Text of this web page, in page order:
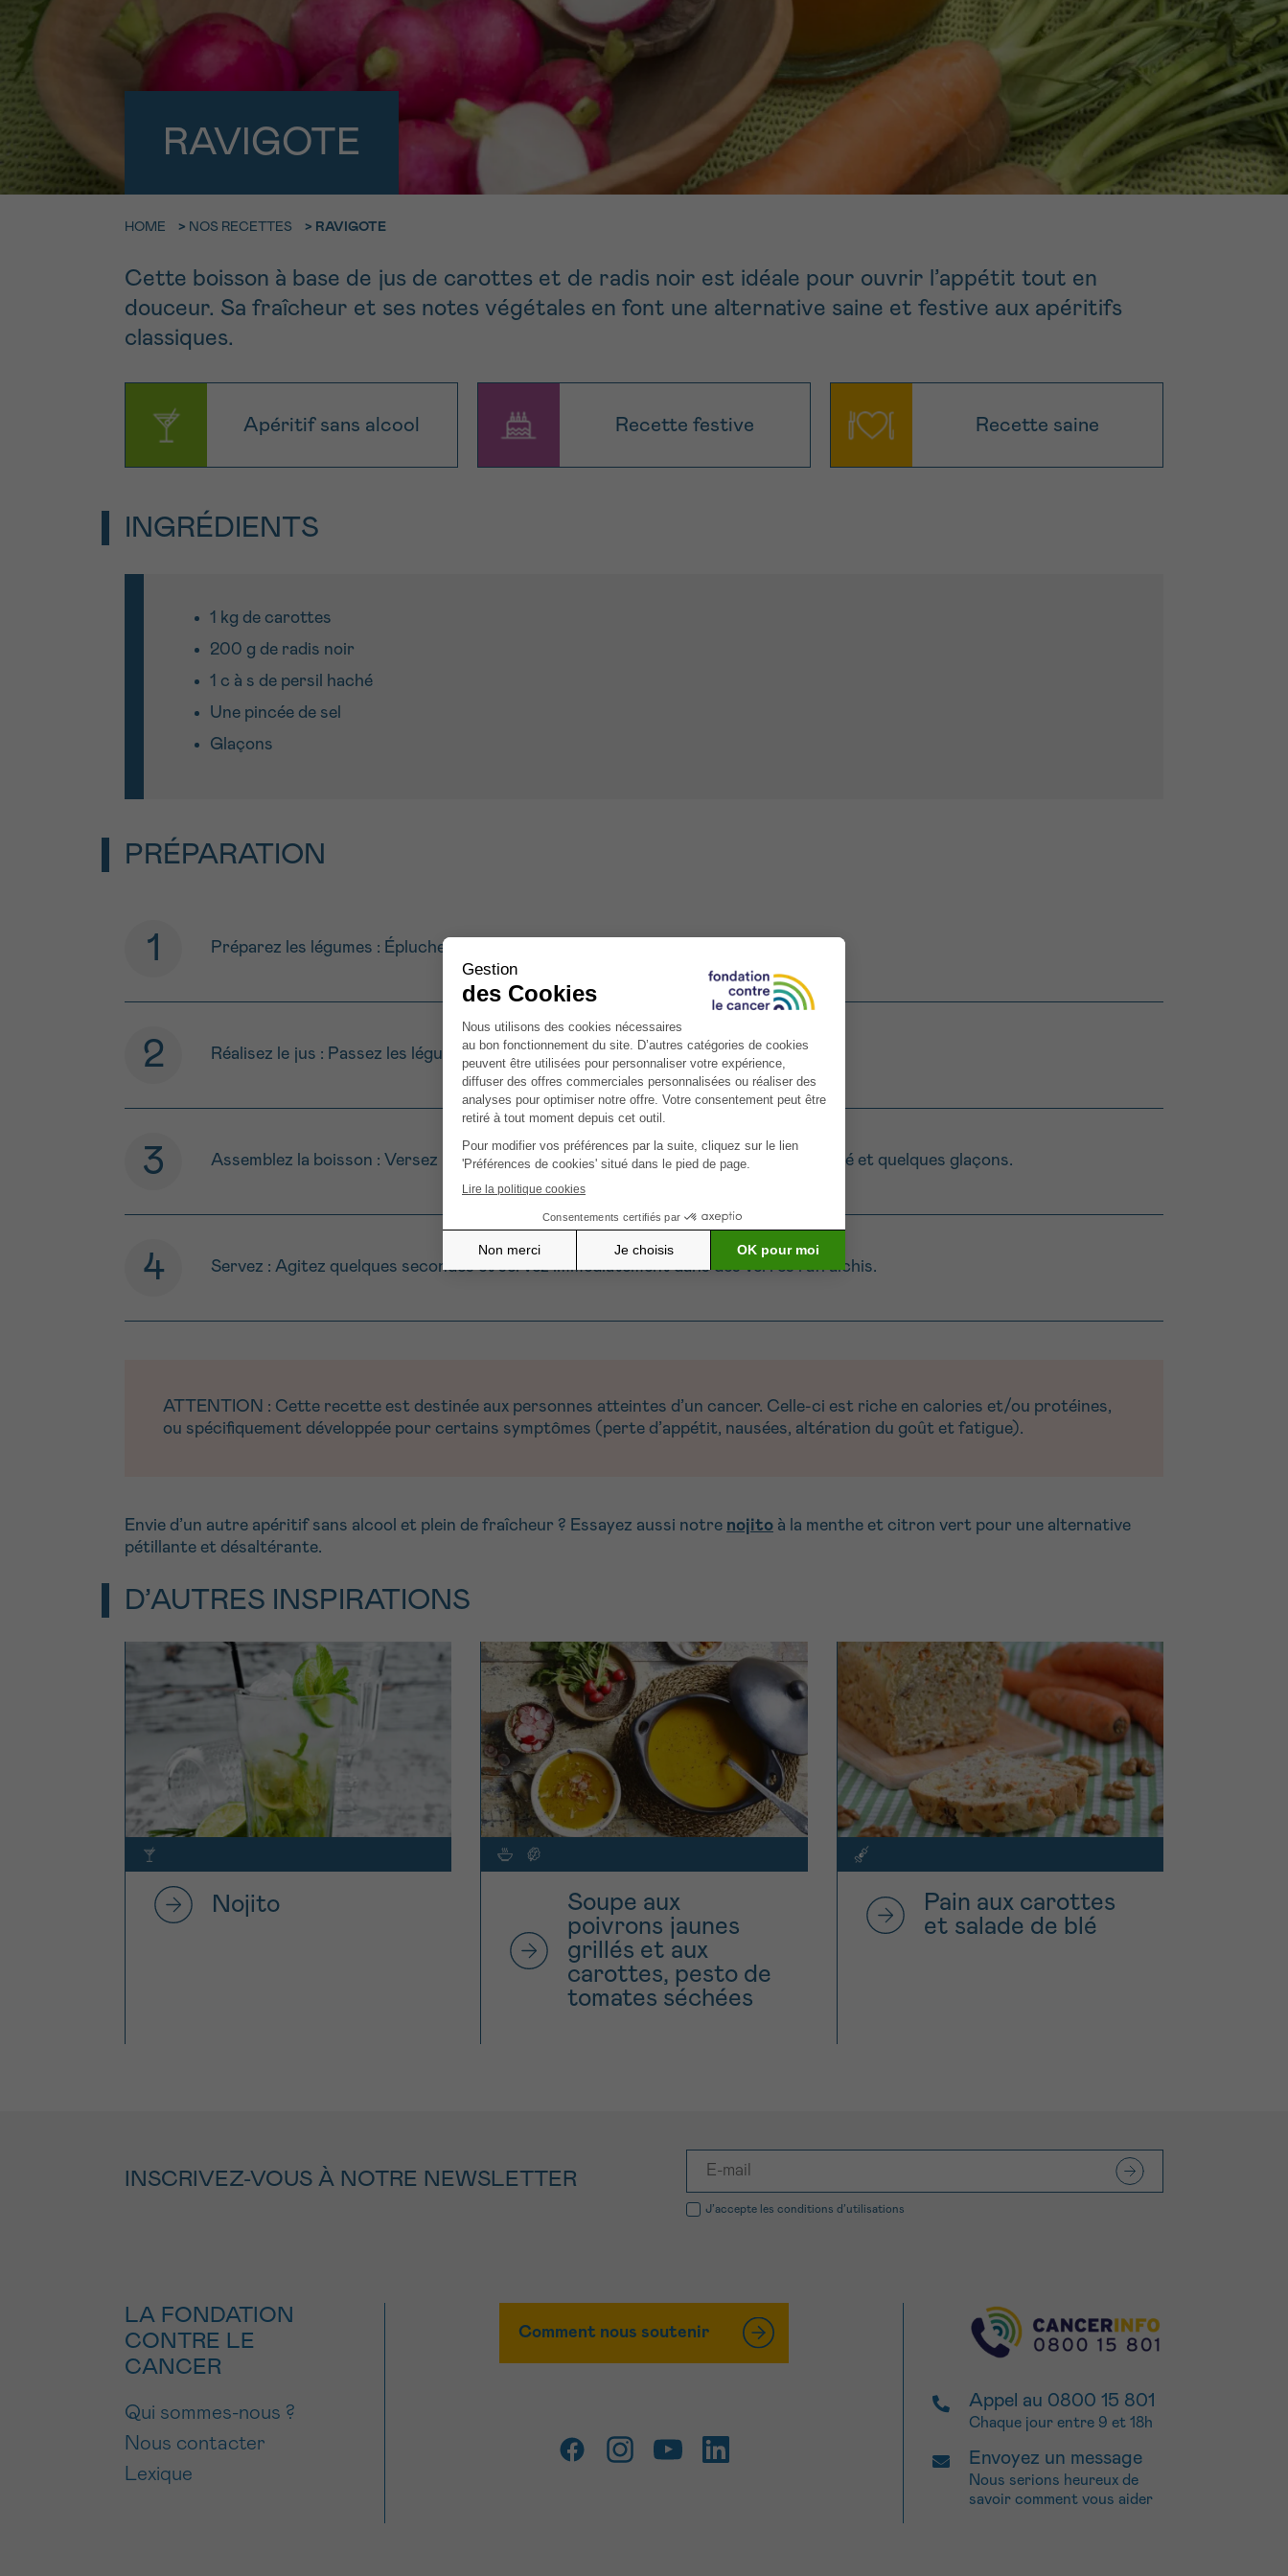
RAVIGOTE
HOME > NOS RECETTES > RAVIGOTE
Cette boisson à base de jus de carottes et de radis noir est idéale pour ouvrir l’appétit tout en
douceur. Sa fraîcheur et ses notes végétales en font une alternative saine et festive aux apéritifs
classiques.
Apéritif sans alcool Recette festive Recette saine
INGRÉDIENTS
1 kg de carottes
200 g de radis noir
1 c à s de persil haché
Une pincée de sel
Glaçons
PRÉPARATION
Préparez les légumes : Épluchez les carottes et le radis noir.
Réalisez le jus : Passez les légumes à la centrifugeuse pour en extraire le jus.
Assemblez la boisson : Versez le jus obtenu dans un shaker avec le sel, le persil haché et quelques glaçons.
Servez : Agitez quelques secondes et servez immédiatement dans des verres rafraîchis.
ATTENTION : Cette recette est destinée aux personnes atteintes d’un cancer. Celle-ci est riche en calories et/ou protéines,
ou spécifiquement développée pour certains symptômes (perte d’appétit, nausées, altération du goût et fatigue).
Envie d’un autre apéritif sans alcool et plein de fraîcheur ? Essayez aussi notre nojito à la menthe et citron vert pour une alternative
pétillante et désaltérante.
D’AUTRES INSPIRATIONS
Nojito
Soupe aux
poivrons jaunes
grillés et aux
carottes, pesto de
tomates séchées
Pain aux carottes
et salade de blé
INSCRIVEZ-VOUS À NOTRE NEWSLETTER
J’accepte les conditions d’utilisations
Contactez-nous
Par téléphone
0800 15 801 lu-ve 9h à 18h
Via le formulaire de
contact
En savoir plus sur
Cancerinfo
Je souhaite recevoir la Newsletter
J’accepte les conditions d’utilisations Envoyer
11h-13h 13h-16h
Suivant
LA FONDATION
CONTRE LE
CANCER
Qui sommes-nous ?
Nous contacter
Lexique
Comment nous soutenir
Appel au 0800 15 801
Chaque jour entre 9 et 18h
Envoyez un message
Nous serions heureux de
savoir comment vous aider